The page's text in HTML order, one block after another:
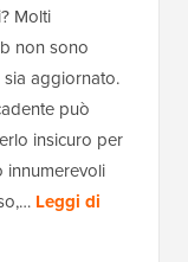
Molti
non sono
aggiornato.
può
insicuro per
innumerevoli
Leggi di